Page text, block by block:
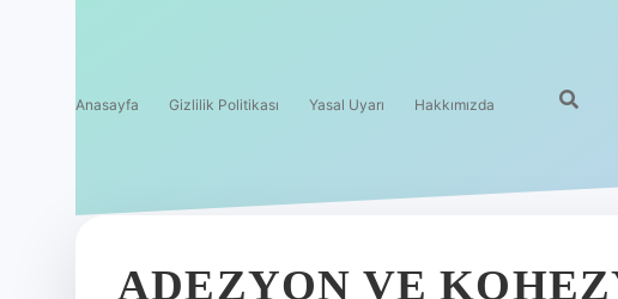
Anasayfa Gizlilik Politikası Yasal Uyarı Hakkımızda
ADEZYON VE